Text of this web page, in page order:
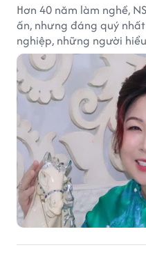
Hơn 40 năm làm nghề,
ấn, nhưng đáng quý
nghiệp, những người
nghệ thuật.